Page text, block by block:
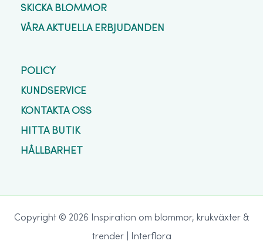
SKICKA BLOMMOR
VÅRA AKTUELLA ERBJUDANDEN
POLICY
KUNDSERVICE
KONTAKTA OSS
HITTA BUTIK
HÅLLBARHET
Copyright © 2026 Inspiration om blommor, krukväxter &
trender | Interflora